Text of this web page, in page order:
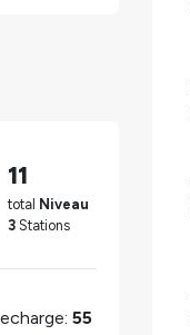
11
total Niveau
3 Stations
55